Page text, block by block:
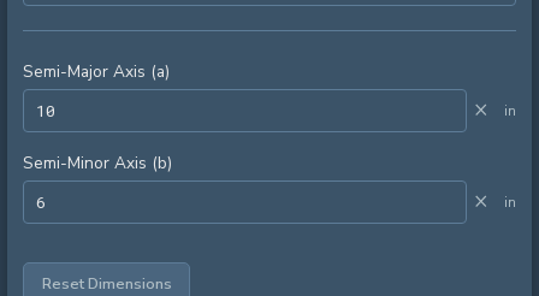
Semi-Major Axis (a)
× in
Semi-Minor Axis (b)
× in
Reset Dimensions